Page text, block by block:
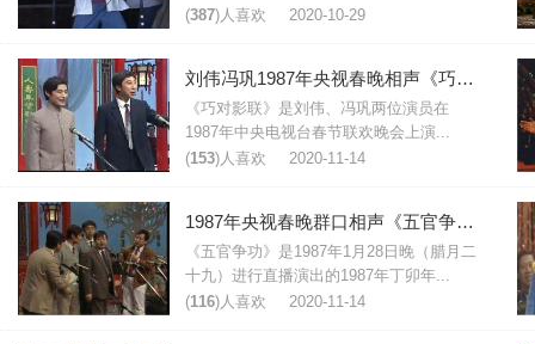
(387)人喜欢 2020-10-29
刘伟冯巩1987年央视春晚相声《巧对影联》台词
《巧对影联》是刘伟、冯巩两位演员在
1987年中央电视台春节联欢晚会上演...
(153)人喜欢 2020-11-14
1987年央视春晚群口相声《五官争功》台词
《五官争功》是1987年1月28日晚（腊月二
十九）进行直播演出的1987年丁卯年...
(116)人喜欢 2020-11-14